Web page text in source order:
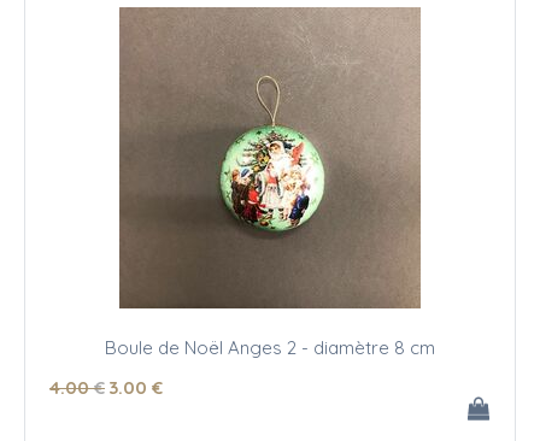
Boule de Noël Anges 2 - diamètre 8 cm
4.00 € 3.00 €